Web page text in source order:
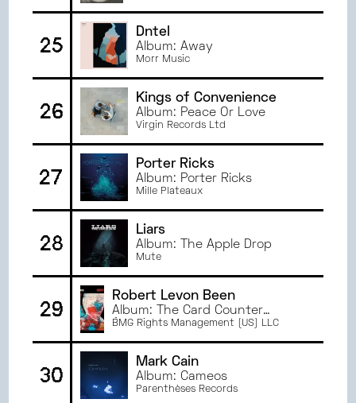
25
Dntel
Album: Away
Morr Music
26
Kings of Convenience
Album: Peace Or Love
Virgin Records Ltd
27
Porter Ricks
Album: Porter Ricks
Mille Plateaux
28
Liars
Album: The Apple Drop
Mute
29
Robert Levon Been
Album: The Card Counter
(Original Songs from the Motion
BMG Rights Management (US) LLC
30
Mark Cain
Album: Cameos
Parenthèses Records